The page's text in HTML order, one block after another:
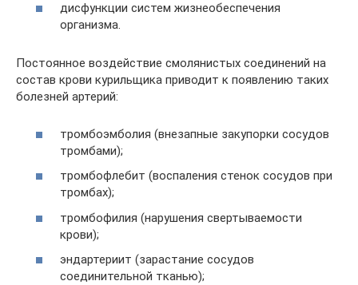
дисфункции систем жизнеобеспечения
организма.
Постоянное воздействие смолянистых соединений на
состав крови курильщика приводит к появлению таких
болезней артерий:
тромбоэмболия (внезапные закупорки сосудов
тромбами);
тромбофлебит (воспаления стенок сосудов при
тромбах);
тромбофилия (нарушения свертываемости
крови);
эндартериит (зарастание сосудов
соединительной тканью);